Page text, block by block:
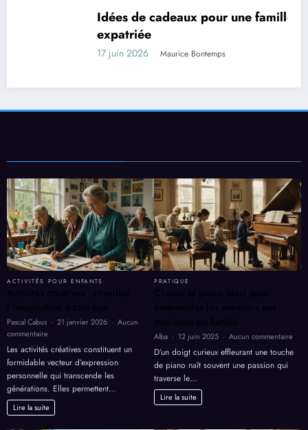
Idées de cadeaux pour une famille lyonnaise
Maurice Bontemps
ACTIVITÉS POUR ENFANTS
Activités créatives : réveiller
l’imagination à tout âge
Pascal Cabus 21 janvier 2026
Aucun
commentaire
Activités
:
réveiller
l’imagination
à
tout
âge
Les activités créatives constituent un
formidable vecteur d’expression
personnelle qui transcende les
générations. Elles permettent…
Lire la suite
PRATIQUE
Choisir le piano idéal pour
émerveiller les premiers pas
musicaux en famille
Alba 12 juin 2025 Aucun commentaire
D’un doigt curieux effleurant une touche
de piano naît souvent une passion qui
traverse le…
Lire la suite